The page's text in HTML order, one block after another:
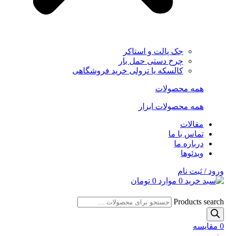
جک پالت و استاکر
چرخ دستی حمل بار
کالسکه یا ترولی خرید فروشگاهی
همه محصولات
همه محصولات ابزار
مقالات
تماس با ما
درباره ما
ویدئوها
ورود / ثبت نام
0 موارد 0 تومان
Products search
0 مقایسه